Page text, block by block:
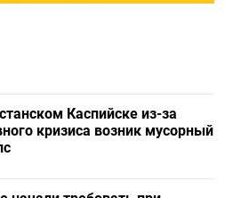
Каспийске из-за
кризиса возник мусорный